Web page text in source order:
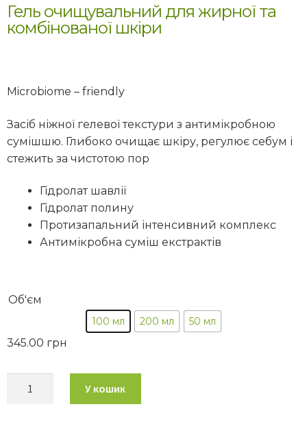
Гель очищувальний для жирної та
комбінованої шкіри
Microbiome – friendly
Засіб ніжної гелевої текстури з антимікробною
сумішшю. Глибоко очищає шкіру, регулює себум і
стежить за чистотою пор
Гідролат шавлії
Гідролат полину
Протизапальний інтенсивний комплекс
Антимікробна суміш екстрактів
Об'єм
100 мл 200 мл 50 мл
345.00 грн
У кошик